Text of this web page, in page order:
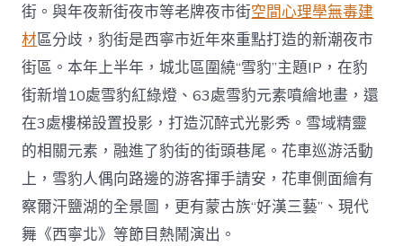
街。與年夜新街夜市等老牌夜市街空間心理學無毒建
材區分歧，豹街是西寧市近年來重點打造的新潮夜市
街區。本年上半年，城北區圍繞“雪豹”主題IP，在豹
街新增10處雪豹紅綠燈、63處雪豹元素噴繪地畫，還
在3處樓梯設置投影，打造沉醉式光影秀。雪域精靈
的相關元素，融進了豹街的街頭巷尾。花車巡游活動
上，雪豹人偶向路邊的游客揮手請安，花車側面繪有
察爾汗鹽湖的全景圖，更有蒙古族“好漢三藝”、現代
舞《西寧北》等節目熱鬧演出。